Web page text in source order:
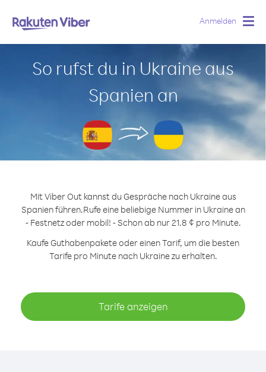
Anmelden
So rufst du in Ukraine aus
Spanien an
Mit Viber Out kannst du Gespräche nach Ukraine aus
Spanien führen.Rufe eine beliebige Nummer in Ukraine an
- Festnetz oder mobil! - Schon ab nur 21.8 ¢ pro Minute.
Kaufe Guthabenpakete oder einen Tarif, um die besten
Tarife pro Minute nach Ukraine zu erhalten.
Tarife anzeigen